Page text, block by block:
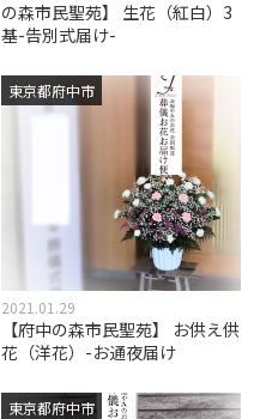
の森市民聖苑】 生花（紅白）3
基-告別式届け-
東京都府中市
2021.01.29
【府中の森市民聖苑】 お供え供
花（洋花）-お通夜届け
東京都府中市